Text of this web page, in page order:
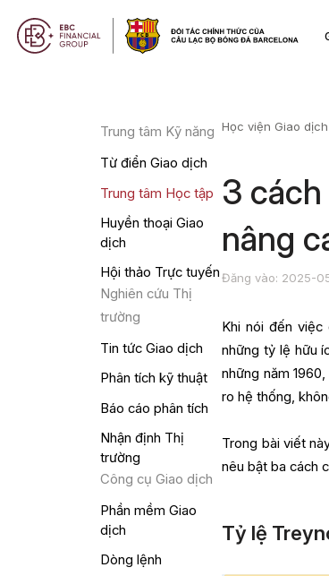
Trung tâm Kỹ năng
Từ điển Giao dịch
Trung tâm Học tập
Huyền thoại Giao
dịch
Hội thảo Trực tuyến
Nghiên cứu Thị
trường
Tin tức Giao dịch
Phân tích kỹ thuật
Báo cáo phân tích
Nhận định Thị
trường
Công cụ Giao dịch
Phần mềm Giao
dịch
Dòng lệnh
Học viện Giao dịch
3
nâng
Đăng vào: 2025-
Khi nói đến việc
những tỷ lệ hữu
những năm
ro hệ thống,
Trong bài viết
nêu bật ba cách
Tỷ lệ